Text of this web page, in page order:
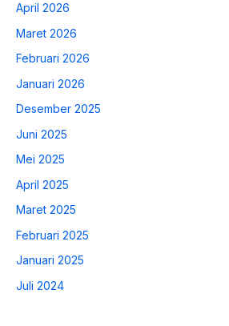
April 2026
Maret 2026
Februari 2026
Januari 2026
Desember 2025
Juni 2025
Mei 2025
April 2025
Maret 2025
Februari 2025
Januari 2025
Juli 2024